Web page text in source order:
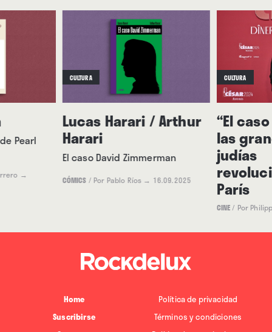
Pearl
→
CULTURA
Lucas Harari / Arthur
Harari
El caso David Zimmerman
CÓMICS / Por Pablo Ríos → 16.09.2025
CULTURA
“El
las
judías
París
CINE/ Por
Home
Suscribirse
Política de privacidad
Términos y condiciones